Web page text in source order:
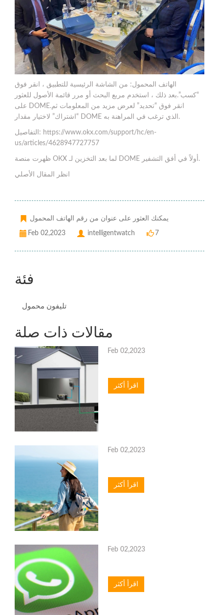
الهاتف المحمول: من الشاشة الرئيسية للتطبيق ، انقر فوق
“كسب”.بعد ذلك ، استخدم مربع البحث أو مرر قائمة الأصول للعثور
على DOME.انقر فوق “تحديد” لعرض مزيد من المعلومات ثم
“اشتراك” لاختيار مقدار DOME الذي ترغب في المراهنة به.
التفاصيل: https://www.okx.com/support/hc/en-
us/articles/4628947727757
ظهرت منصة OKX لما بعد التخزين لـ DOME أولاً في أفق التشفير.
انظر المقال الأصلي
يمكنك العثور على عنوان من رقم الهاتف المحمول
Feb 02,2023 intelligentwatch 7
فئة
تليفون محمول
مقالات ذات صلة
Feb 02,2023
اقرأ أكثر
Feb 02,2023
اقرأ أكثر
Feb 02,2023
اقرأ أكثر